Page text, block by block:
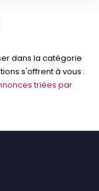
de critères
dans la catégorie
s'offrent à vous :
triées par